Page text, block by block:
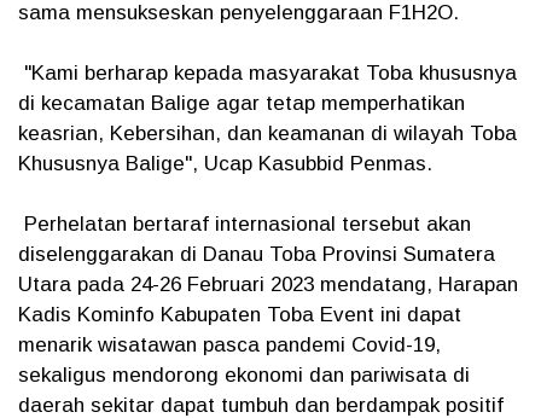
sama mensukseskan penyelenggaraan F1H2O.
"Kami berharap kepada masyarakat Toba khususnya
di kecamatan Balige agar tetap memperhatikan
keasrian, Kebersihan, dan keamanan di wilayah Toba
Khususnya Balige", Ucap Kasubbid Penmas.
Perhelatan bertaraf internasional tersebut akan
diselenggarakan di Danau Toba Provinsi Sumatera
Utara pada 24-26 Februari 2023 mendatang, Harapan
Kadis Kominfo Kabupaten Toba Event ini dapat
menarik wisatawan pasca pandemi Covid-19,
sekaligus mendorong ekonomi dan pariwisata di
daerah sekitar dapat tumbuh dan berdampak positif